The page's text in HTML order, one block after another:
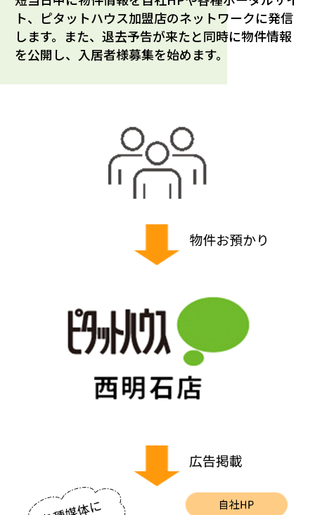
ト、ピタットハウス加盟店のネットワークに発信
します。また、退去予告が来たと同時に物件情報
を公開し、入居者様募集を始めます。